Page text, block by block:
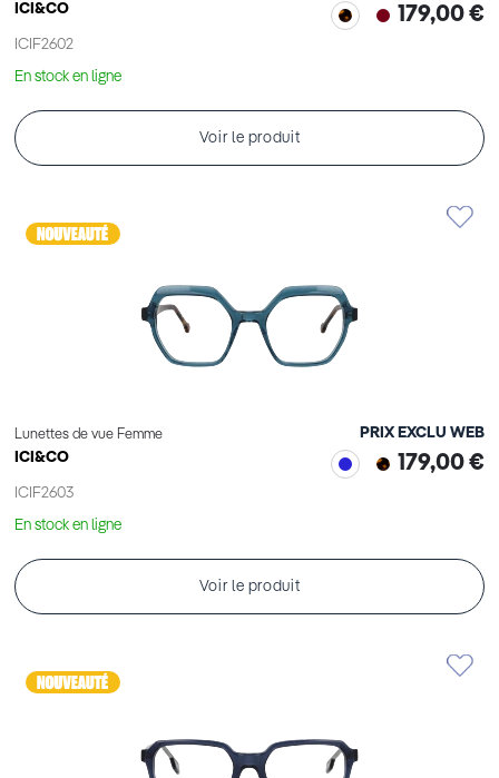
ICI&CO
ICIF2602
179,00 €
En stock en ligne
Voir le produit
Lunettes de vue Femme
ICI&CO
ICIF2603
PRIX EXCLU WEB
179,00 €
En stock en ligne
Voir le produit